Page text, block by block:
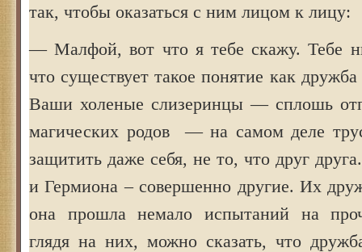
так, чтобы оказаться с ним лицом к лицу:
— Малфой, вот что я тебе скажу. Тебе
что существует такое понятие как
Ваши холеные слизеринцы — сплошь
магических родов — на самом деле
защитить даже себя, не то, что друг
и Гермиона – совершенно другие. Их
она прошла немало испытаний на
глядя на них, можно сказать, что